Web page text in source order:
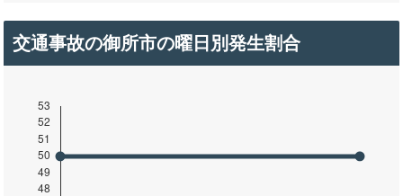
交通事故の御所市の曜日別発生割合